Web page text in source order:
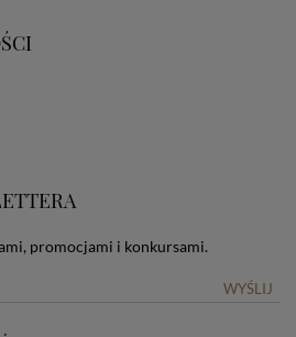
promocjami i konkursami.
WYŚLIJ